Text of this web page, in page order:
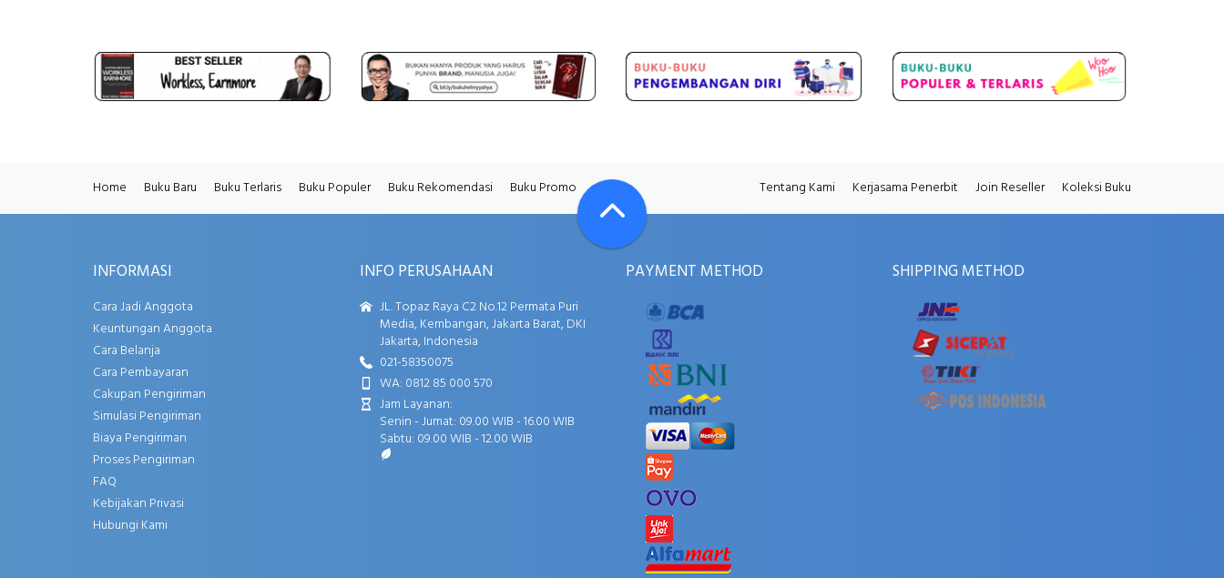
Home Buku Baru Buku Terlaris Buku Populer Buku Rekomendasi Buku Promo Tentang Kami Kerjasama Penerbit Join Reseller Koleksi Buku
INFORMASI
Cara Jadi Anggota
Keuntungan Anggota
Cara Belanja
Cara Pembayaran
Cakupan Pengiriman
Simulasi Pengiriman
Biaya Pengiriman
Proses Pengiriman
FAQ
Kebijakan Privasi
Hubungi Kami
INFO PERUSAHAAN
JL. Topaz Raya C2 No.12 Permata Puri
Media, Kembangan, Jakarta Barat, DKI
Jakarta, Indonesia
021-58350075
WA: 0812 85 000 570
Jam Layanan:
Senin - Jumat: 09.00 WIB - 16.00 WIB
Sabtu: 09.00 WIB - 12.00 WIB
PAYMENT METHOD SHIPPING METHOD